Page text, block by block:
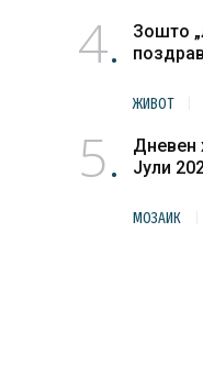
4
Зошто
ЖИВОТ
5
Дневен
Јули
МОЗАИК